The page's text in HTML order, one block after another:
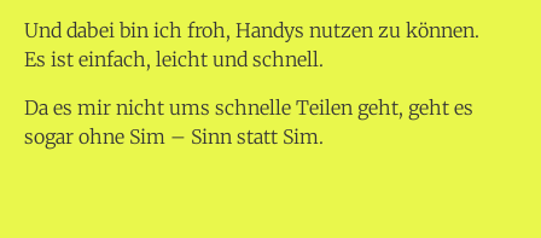
Und dabei bin ich froh, Handys nutzen zu können.
Es ist einfach, leicht und schnell.
Da es mir nicht ums schnelle Teilen geht, geht es
sogar ohne Sim – Sinn statt Sim.